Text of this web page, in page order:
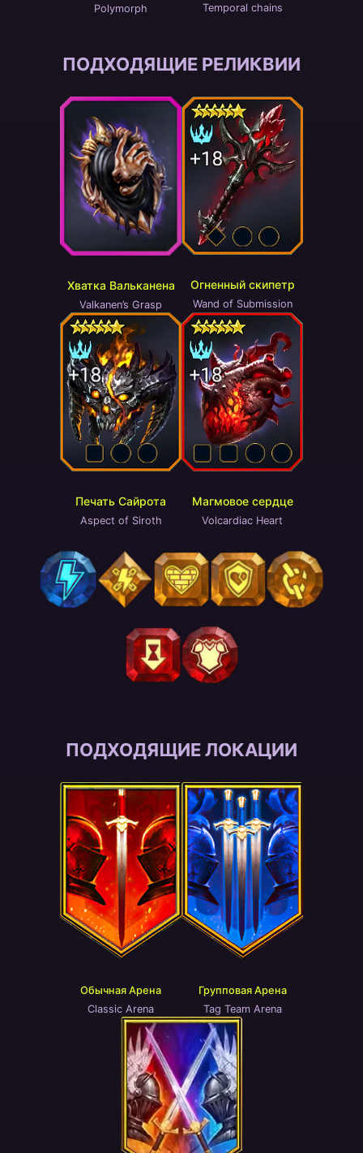
Polymorph Temporal chains
ПОДХОДЯЩИЕ РЕЛИКВИИ
Хватка Вальканена
Valkanen’s Grasp
Огненный скипетр
Wand of Submission
Печать Сайрота
Aspect of Siroth
Магмовое сердце
Volcardiac Heart
ПОДХОДЯЩИЕ ЛОКАЦИИ
Обычная Арена
Classic Arena
Групповая Арена
Tag Team Arena